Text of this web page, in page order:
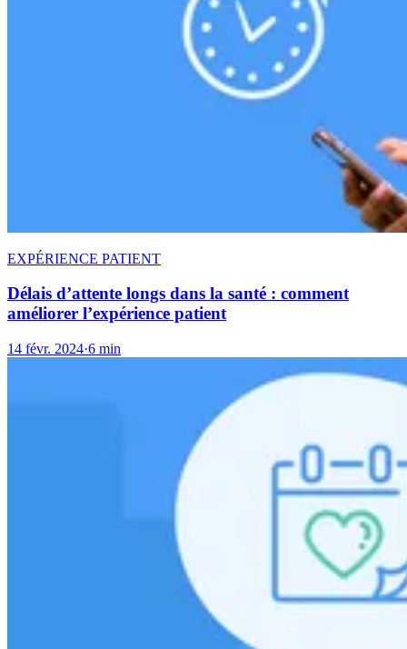
EXPÉRIENCE PATIENT
Délais d’attente longs dans la santé : comment
améliorer l’expérience patient
14 févr. 2024·6 min